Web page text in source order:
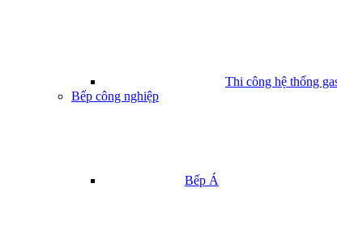
Thi công hệ thống
Bếp công nghiệp
Bếp Á